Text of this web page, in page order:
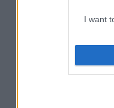
I want
I want
web